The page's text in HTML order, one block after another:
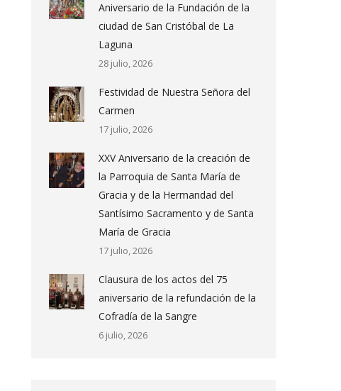
Aniversario de la Fundación de la
ciudad de San Cristóbal de La
Laguna
28 julio, 2026
Festividad de Nuestra Señora del
Carmen
17 julio, 2026
XXV Aniversario de la creación de
la Parroquia de Santa María de
Gracia y de la Hermandad del
Santísimo Sacramento y de Santa
María de Gracia
17 julio, 2026
Clausura de los actos del 75
aniversario de la refundación de la
Cofradía de la Sangre
6 julio, 2026